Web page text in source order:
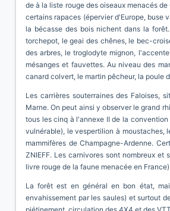
de à la liste rouge des oiseaux menacés
certains rapaces (épervier d'Europe, buse
la bécasse des bois nichent dans la
torchepot, le geai des chênes, le bec-
des arbres, le troglodyte mignon,
mésanges et fauvettes. Au niveau des
canard colvert, le martin pêcheur, la poule
Les carrières souterraines des Faloises,
Marne. On peut ainsi y observer le grand
tous les cinq à l'annexe II de la
vulnérable), le vespertilion à moustaches,
mammifères de Champagne-Ardenne.
ZNIEFF. Les carnivores sont nombreux
livre rouge de la faune menacée en
La forêt est en général en bon état,
envahissement par les saules) et surtout